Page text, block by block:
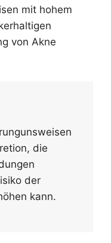
mit hohem
von Akne
die
der
kann.